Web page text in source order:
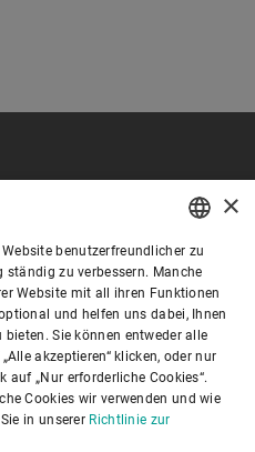
ENGLISH
SPANISH
GERMAN
FRENCH
PORTUGUESE
×
benutzerfreundlicher zu
zu verbessern. Manche
Website mit all ihren Funktionen
und helfen uns dabei, Ihnen
Sie können entweder alle
akzeptieren“ klicken, oder nur
„Nur erforderliche Cookies“.
Cookies wir verwenden und wie
in unserer Richtlinie zur